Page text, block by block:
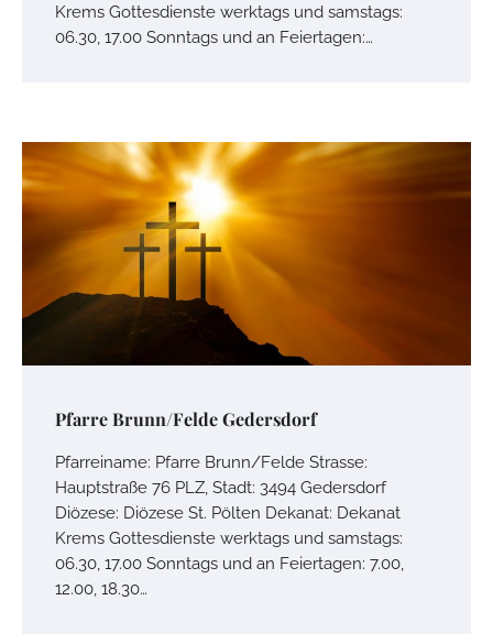
Krems Gottesdienste werktags und samstags:
06.30, 17.00 Sonntags und an Feiertagen:…
Pfarre Brunn/Felde Gedersdorf
Pfarreiname: Pfarre Brunn/Felde Strasse:
Hauptstraße 76 PLZ, Stadt: 3494 Gedersdorf
Diözese: Diözese St. Pölten Dekanat: Dekanat
Krems Gottesdienste werktags und samstags:
06.30, 17.00 Sonntags und an Feiertagen: 7.00,
12.00, 18.30…